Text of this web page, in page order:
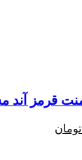
تومان